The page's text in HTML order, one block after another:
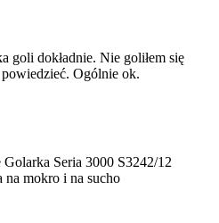
goli dokładnie. Nie goliłem się
Ogólnie ok.
Seria 3000 S3242/12
na mokro i na sucho